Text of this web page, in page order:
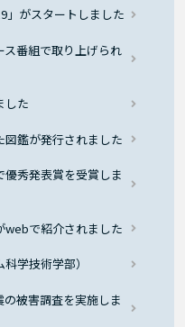
」がスタートしました
番組で取り上げられ
した
鑑が発行されました
秀発表賞を受賞しま
webで紹介されました
学技術学部）
被害調査を実施しま